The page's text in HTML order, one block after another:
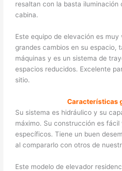
resaltan con la basta iluminación
cabina.
Este equipo de elevación es muy
grandes cambios en su espacio,
máquinas y es un sistema de
espacios reducidos. Excelente
sitio.
Características
Su sistema es hidráulico y su
máximo. Su construcción es
específicos. Tiene un buen
al compararlo con otros de
Este modelo de elevador